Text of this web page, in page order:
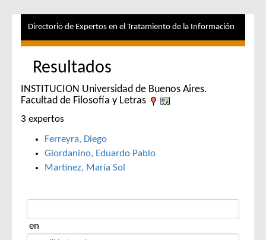
Directorio de Expertos en el Tratamiento de la Información
Resultados
INSTITUCION Universidad de Buenos Aires.
Facultad de Filosofía y Letras
3 expertos
Ferreyra, Diego
Giordanino, Eduardo Pablo
Martínez, María Sol
en